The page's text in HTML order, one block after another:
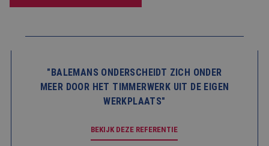
"BALEMANS ONDERSCHEIDT ZICH ONDER
MEER DOOR HET TIMMERWERK UIT DE EIGEN
WERKPLAATS"
BEKIJK DEZE REFERENTIE